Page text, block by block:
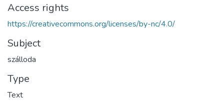
Access rights
https://creativecommons.org/licenses/by-nc/4.0/
Subject
szálloda
Type
Text